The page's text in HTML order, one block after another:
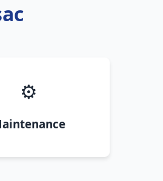
⚙️